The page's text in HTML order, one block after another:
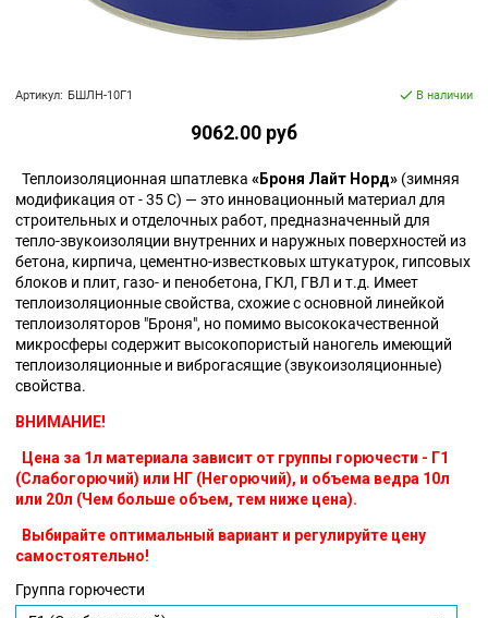
Артикул: БШЛН-10Г1 В наличии
9062.00 руб
Теплоизоляционная шпатлевка «Броня Лайт Норд» (зимняя
модификация от - 35 С) — это инновационный материал для
строительных и отделочных работ, предназначенный для
тепло-звукоизоляции внутренних и наружных поверхностей из
бетона, кирпича, цементно-известковых штукатурок, гипсовых
блоков и плит, газо- и пенобетона, ГКЛ, ГВЛ и т.д. Имеет
теплоизоляционные свойства, схожие с основной линейкой
теплоизоляторов "Броня", но помимо высококачественной
микросферы содержит высокопористый наногель имеющий
теплоизоляционные и виброгасящие (звукоизоляционные)
свойства.
ВНИМАНИЕ!
Цена за 1л материала зависит от группы горючести - Г1
(Слабогорючий) или НГ (Негорючий), и объема ведра 10л
или 20л (Чем больше объем, тем ниже цена).
Выбирайте оптимальный вариант и регулируйте цену
самостоятельно!
Группа горючести